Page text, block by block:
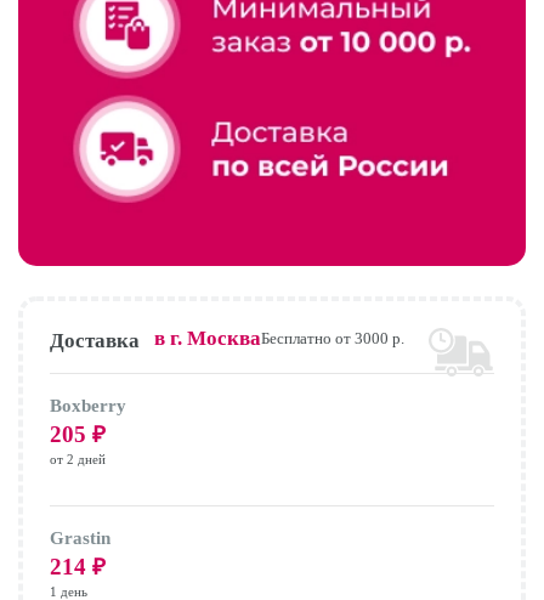
Доставка в г. МоскваБесплатно от 3000 р.
Boxberry
205 ₽
от 2 дней
Grastin
214 ₽
1 день